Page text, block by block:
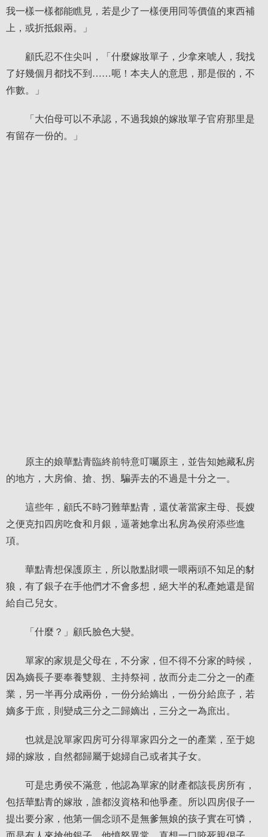
我一樣一樣都能瞧見，若是少了一樣便用同等價值的東西補
上，或折抵銀兩。」
顧氏忍不住尖叫，「什麼嫁妝單子，少拿來唬人，我找
了好幾個月都找不到……呃！本夫人的意思，那是假的，不
作數。」
「大伯母可以不承認，不過我娘的嫁妝單子官府那里是
有留存一份的。」
原主的娘華點青臨終前特意叮囑原主，並告知她藏私房
的地方，大房偷、搶、拐、騙弄去的不過是十分之一。
這些年，顧氏不時刁難華點青，還仗著當家主母、長嫂
之便克扣四房吃食和月銀，逼著她拿出私房為侯府添些進
項。
華點青想保護原主，所以散點財喂一喂兩頭不知足的豺
狼，有了銀子在手他們才不會多想，絕大半的私產她還是留
給自己兒女。
「什麼？」顧氏臉色大變。
單家的家規是父母在，不分家，但不得不分家的時候，
因為嫡長子要奉養雙親、主持祭祠，故而分走二分之一的產
業，另一半再分成兩份，一份分給嫡出，一份分給庶子，若
嫡多于庶，則變成三分之二歸嫡出，三分之一為庶出。
也就是說單家四房可分得單家四分之一的產業，至于媳
婦的嫁妝，自然都歸屬于媳婦自己或者其子女。
可是忠勇侯不滿意，他認為單家的財產都該長房所有，
包括華點青的嫁妝，誰都沒資格和他爭產。所以四房佷子一
提出要分家，他第一個念頭不是無爹無娘的孩子實在可憐，